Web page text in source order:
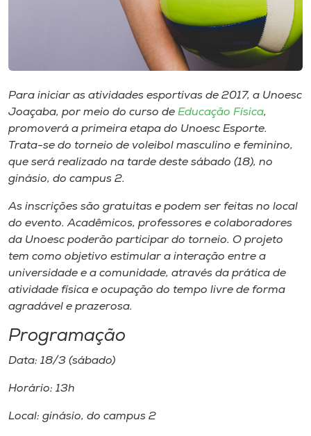
Museu
Unoesc
Store
Selecione
o idioma
A-
Para iniciar as atividades esportivas de 2017, a Unoesc
Joaçaba, por meio do curso de Educação Física,
promoverá a primeira etapa do Unoesc Esporte.
Trata-se do torneio de voleibol masculino e feminino,
que será realizado na tarde deste sábado (18), no
ginásio, do campus 2.
As inscrições são gratuitas e podem ser feitas no local
do evento. Acadêmicos, professores e colaboradores
da Unoesc poderão participar do torneio. O projeto
tem como objetivo estimular a interação entre a
universidade e a comunidade, através da prática de
atividade física e ocupação do tempo livre de forma
agradável e prazerosa.
Programação
Data: 18/3 (sábado)
Horário: 13h
Local: ginásio, do campus 2